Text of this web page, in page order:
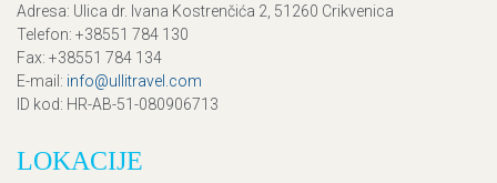
Adresa: Ulica dr. Ivana Kostrenčića 2, 51260 Crikvenica
Telefon: +38551 784 130
Fax: +38551 784 134
E-mail: info@ullitravel.com
ID kod: HR-AB-51-080906713
LOKACIJE